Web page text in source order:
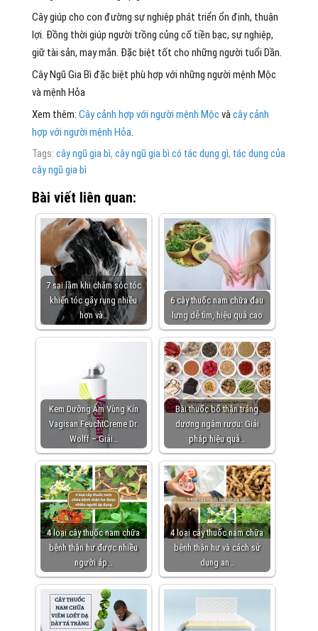
Cây giúp cho con đường sự nghiệp phát triển ổn định, thuận
lợi. Đồng thời giúp người trồng củng cố tiền bạc, sự nghiệp,
giữ tài sản, may mắn. Đặc biệt tốt cho những người tuổi Dần.
Cây Ngũ Gia Bì đặc biệt phù hợp với những người mệnh Mộc
và mệnh Hỏa
Xem thêm: Cây cảnh hợp với người mệnh Mộc vàcây cảnh
hợp với người mệnh Hỏa.
Tags: cây ngũ gia bì, cây ngũ gia bì có tác dụng gì, tác dụng của
cây ngũ gia bì
Bài viết liên quan:
7 sai lầm khi chăm sóc tóc
khiến tóc gãy rụng nhiều
hơn và…
6 cây thuốc nam chữa đau
lưng dễ tìm, hiệu quả cao
Kem Dưỡng Ẩm Vùng Kín
Vagisan FeuchtCreme Dr.
Wolff – Giải…
Bài thuốc bổ thận tráng
dương ngâm rượu: Giải
pháp hiệu quả…
4 loại cây thuốc nam chữa
bệnh thận hư được nhiều
người áp…
4 loại cây thuốc nam chữa
bệnh thận hư và cách sử
dụng an…